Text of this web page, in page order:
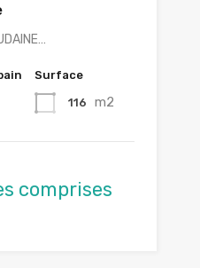
Surface
116 m2
comprises